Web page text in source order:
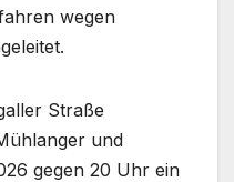
wegen
Straße
und
gegen 20 Uhr ein